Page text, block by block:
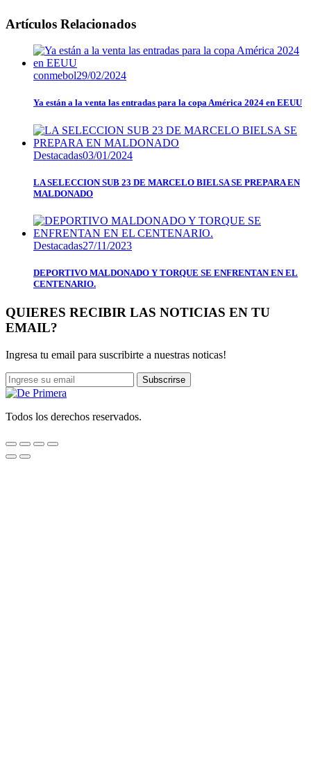
Artículos Relacionados
conmebol29/02/2024
Ya están a la venta las entradas para la copa América 2024 en EEUU
Destacadas03/01/2024
LA SELECCION SUB 23 DE MARCELO BIELSA SE PREPARA EN
MALDONADO
Destacadas27/11/2023
DEPORTIVO MALDONADO Y TORQUE SE ENFRENTAN EN EL
CENTENARIO.
QUIERES RECIBIR LAS NOTICIAS EN TU
EMAIL?
Ingresa tu email para suscribirte a nuestras noticas!
Subscrirse
Todos los derechos reservados.